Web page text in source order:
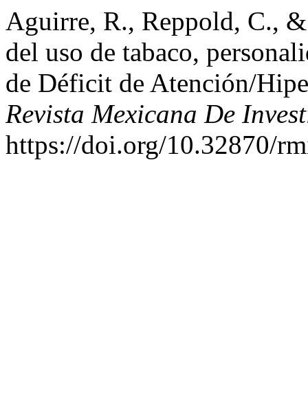
Aguirre, R., Reppold, C.,
del uso de tabaco,
de Déficit de Atención/
Revista Mexicana De
https://doi.org/10.32870/